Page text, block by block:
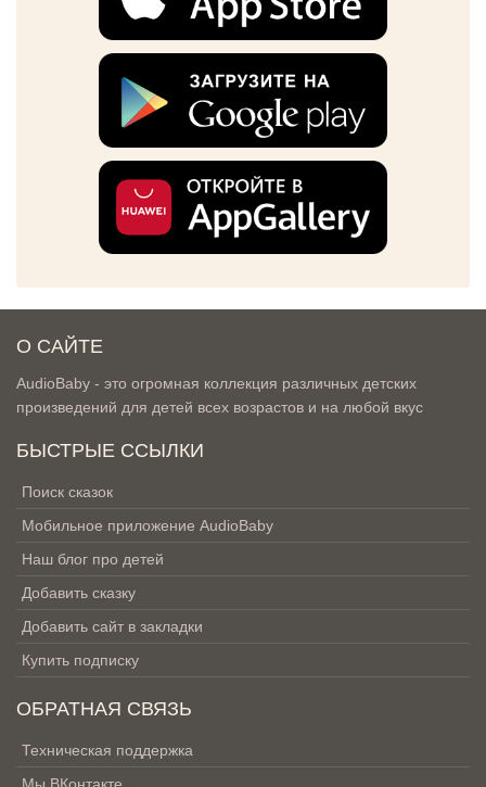
О САЙТЕ
AudioBaby - это огромная коллекция различных детских
произведений для детей всех возрастов и на любой вкус
БЫСТРЫЕ ССЫЛКИ
Поиск сказок
Мобильное приложение AudioBaby
Наш блог про детей
Добавить сказку
Добавить сайт в закладки
Купить подписку
ОБРАТНАЯ СВЯЗЬ
Техническая поддержка